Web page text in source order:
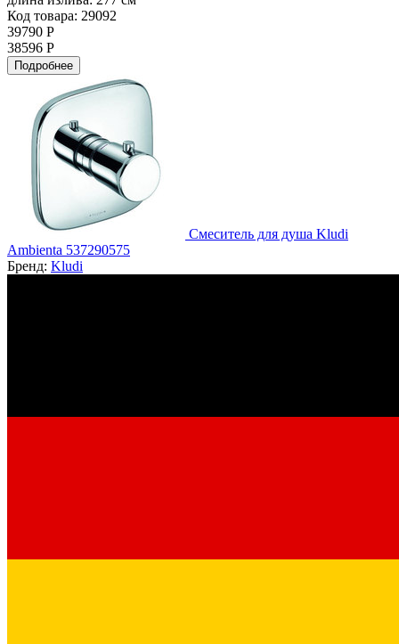
Код товара: 29092
39790 Р
38596 Р
Подробнее
Смеситель для душа Kludi
Ambienta 537290575
Бренд: Kludi